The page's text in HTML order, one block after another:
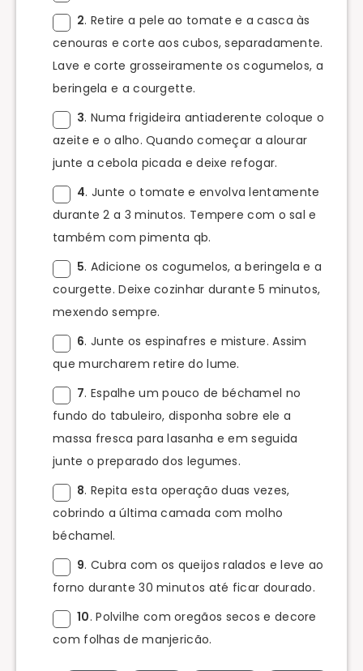
2. Retire a pele ao tomate e a casca às
cenouras e corte aos cubos, separadamente.
Lave e corte grosseiramente os cogumelos, a
beringela e a courgette.
3. Numa frigideira antiaderente coloque o
azeite e o alho. Quando começar a alourar
junte a cebola picada e deixe refogar.
4. Junte o tomate e envolva lentamente
durante 2 a 3 minutos. Tempere com o sal e
também com pimenta qb.
5. Adicione os cogumelos, a beringela e a
courgette. Deixe cozinhar durante 5 minutos,
mexendo sempre.
6. Junte os espinafres e misture. Assim
que murcharem retire do lume.
7. Espalhe um pouco de béchamel no
fundo do tabuleiro, disponha sobre ele a
massa fresca para lasanha e em seguida
junte o preparado dos legumes.
8. Repita esta operação duas vezes,
cobrindo a última camada com molho
béchamel.
9. Cubra com os queijos ralados e leve ao
forno durante 30 minutos até ficar dourado.
10. Polvilhe com oregãos secos e decore
com folhas de manjericão.